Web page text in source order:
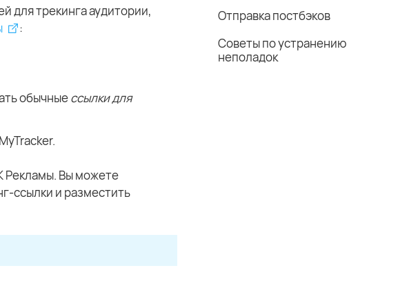
для трекинга аудитории,
:
обычныессылки для
Рекламы. Вы можете
ссылки и разместить
Отправка постбэков
Советы по устранению
неполадок